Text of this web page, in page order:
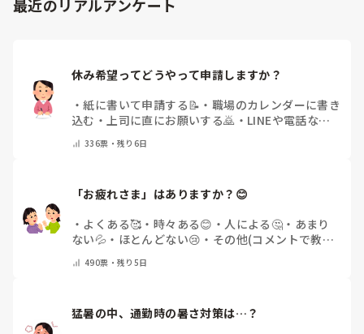
最近のリアルアンケート
休み希望ってどうやって申請しますか？
・紙に書いて申請する📝 ・ 職場のカレンダーに書き
込む ・上司に直にお願いする🙇 ・ LINEや電話など
で申請する
336票・残り6日
「お疲れさま」はありますか？😊
・ よくある🥰 ・ 時々ある😊 ・ 人による🤔 ・ あまり
ない💦 ・ ほとんどない😢 ・ その他(コメントで教え
てください)
490票・残り5日
猛暑の中、通勤時の暑さ対策は…？